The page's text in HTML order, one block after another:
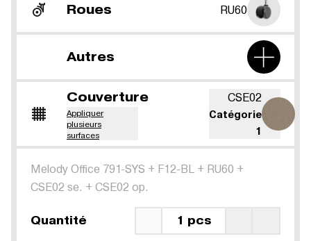
Roues RU60
Autres
Couverture
Appliquer
plusieurs
surfaces
CSE02
Catégorie
1
Melody Office 791-SYS + F12-BL + RU60 +
CSE02 se. + CSE02 op.
Quantité 1 pcs